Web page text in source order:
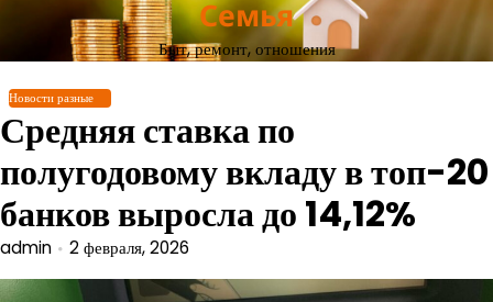
Перейти
содержимому
Семья
Быт, ремонт, отношения
Новости разные
Средняя ставка по
полугодовому вкладу в топ-20
банков выросла до 14,12%
admin 2 февраля, 2026